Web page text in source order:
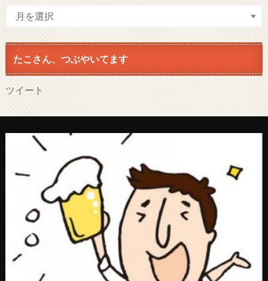
たこさん、つぶやいてます
ツイート